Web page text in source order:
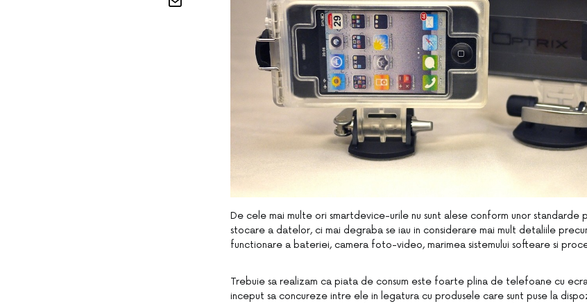
De cele mai multe ori smartdevice-urile nu sunt alese conform unor
stocare a datelor, ci mai degraba se iau in considerare mai mult detaliile
functionare a bateriei, camera foto-video, marimea sistemului softeare si
Trebuie sa realizam ca piata de consum este foarte plina de telefoane cu
inceput sa concureze intre ele in legatura cu produsele care sunt puse la